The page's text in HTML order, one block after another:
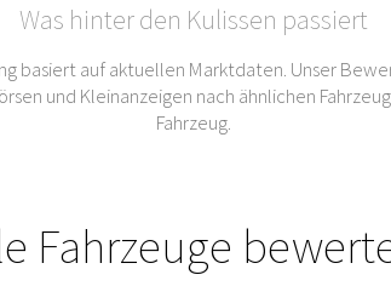
Was hinter den Kulissen passiert
basiert auf aktuellen Marktdaten. Unser
und Kleinanzeigen nach ähnlichen
Fahrzeug.
Fahrzeuge